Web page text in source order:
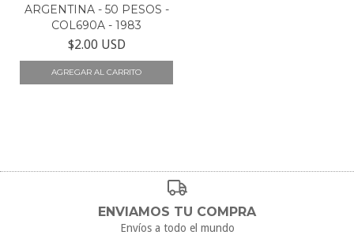
ARGENTINA - 50 PESOS -
COL690A - 1983
$2.00 USD
ENVIAMOS TU COMPRA
Envíos a todo el mundo